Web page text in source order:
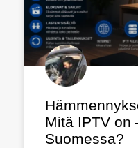
Mitä IPTV on
Suomessa?